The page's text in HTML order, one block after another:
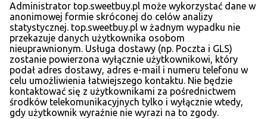
Administrator top.sweetbuy.pl może wykorzystać dane w
anonimowej formie skróconej do celów analizy
statystycznej. top.sweetbuy.pl w żadnym wypadku nie
przekazuje danych użytkownika osobom
nieuprawnionym. Usługa dostawy (np. Poczta i GLS)
zostanie powierzona wyłącznie użytkownikowi, który
podał adres dostawy, adres e-mail i numeru telefonu w
celu umożliwienia łatwiejszego kontaktu. Nie będzie
kontaktować się z użytkownikami za pośrednictwem
środków telekomunikacyjnych tylko i wyłącznie wtedy,
gdy użytkownik wyraźnie nie wyrazi na to zgody.